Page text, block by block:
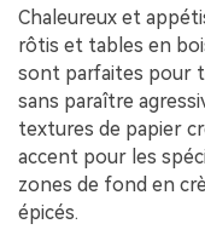
Chaleureux et
rôtis et tables en
sont parfaites pour
sans paraître
textures de papier
accent pour les
zones de fond en
épicés.